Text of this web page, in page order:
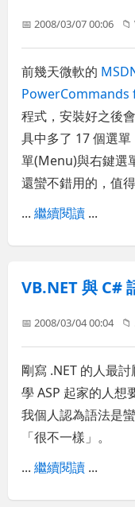
📅 2008/03/07 00:06 📁
前幾天微軟的
PowerCommands
程式，安裝好之後
具中多了 17 個選
單(Menu)與右鍵選
還蠻不錯用的，值得
...繼續閱讀 ...
VB.NET 與 C#
📅 2008/03/04 00:04 📁
剛寫 .NET 的人最
學 ASP 起家的人想
我個人認為語法是
「很不一樣」。
...繼續閱讀 ...